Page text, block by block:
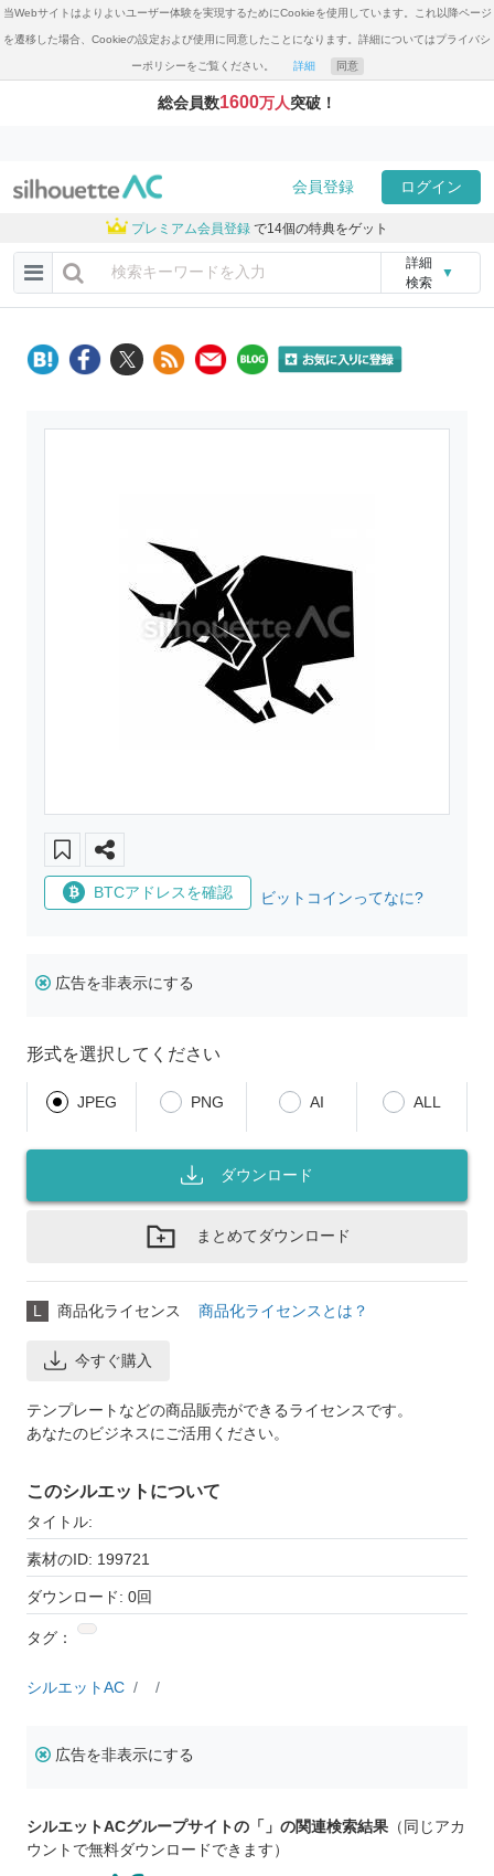
当Webサイトはよりよいユーザー体験を実現するためにCookieを使用しています。これ以降ページ
を遷移した場合、Cookieの設定および使用に同意したことになります。詳細についてはプライバシ
ーポリシーをご覧ください。 詳細 同意
総会員数1600万人突破！
会員登録 ログイン
プレミアム会員登録 で14個の特典をゲット
詳細
検索
▼
BTCアドレスを確認 ビットコインってなに?
広告を非表示にする
形式を選択してください
JPEG PNG AI ALL
ダウンロード
まとめてダウンロード
L 商品化ライセンス 商品化ライセンスとは？
今すぐ購入
テンプレートなどの商品販売ができるライセンスです。
あなたのビジネスにご活用ください。
このシルエットについて
タイトル:
素材のID: 199721
ダウンロード: 0回
タグ：
シルエットAC
広告を非表示にする
シルエットACグループサイトの「」の関連検索結果 （同じアカ
ウントで無料ダウンロードできます）